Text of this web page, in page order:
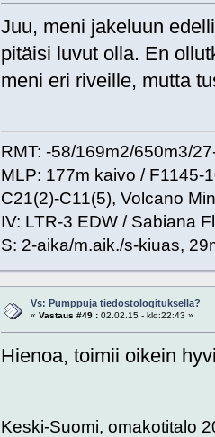
Juu, meni jakeluun
pitäisi luvut olla. En
meni eri riveille, mutta
RMT: -58/169m2/650m3/
MLP: 177m kaivo / F1145-
C21(2)-C11(5), Volcano
IV: LTR-3 EDW / Sabiana
S: 2-aika/m.aik./s-kiuas,
Vs: Pumppuja tiedostologituksella?
« Vastaus #49 :02.02.15 - klo:22:43 »
Hienoa, toimii oikein
Keski-Suomi, omakotitalo